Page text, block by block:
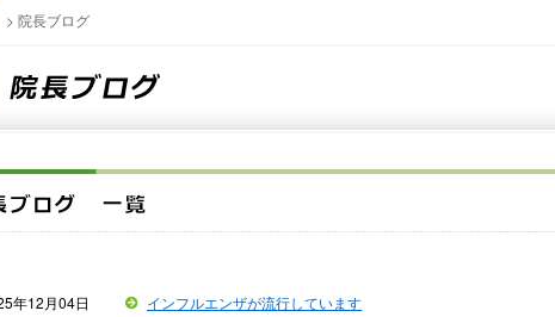
> 院長ブログ
年12月04日 インフルエンザが流行しています